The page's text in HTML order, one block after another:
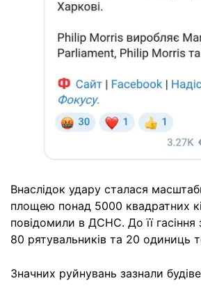
Внаслідок удару сталася
площею понад 5000 квадратних
повідомили в ДСНС. До її гасіння
80 рятувальників та 20 одиниць
Значних руйнувань зазнали